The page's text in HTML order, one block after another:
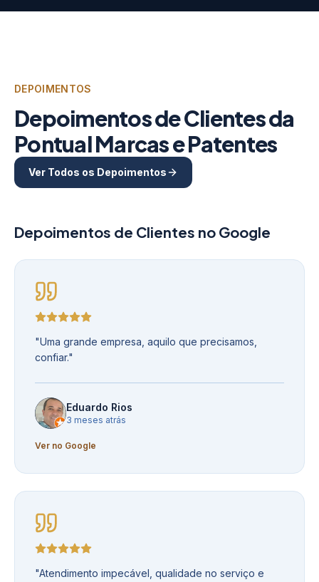
DEPOIMENTOS
Depoimentos de Clientes da
Pontual Marcas e Patentes
Ver Todos os Depoimentos
Depoimentos de Clientes no Google
"Uma grande empresa, aquilo que precisamos,
confiar."
Eduardo Rios
3 meses atrás
Ver no Google
"Atendimento impecável, qualidade no serviço e